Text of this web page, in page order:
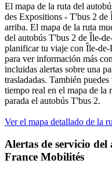
El mapa de la ruta del
des Expositions - T'bus 2 de
arriba. El mapa de la ruta
del autobús T'bus 2 de Île-
planificar tu viaje con Île-
para ver información más
incluidas alertas sobre una
trasladadas. También
tiempo real en el mapa de la
parada el autobús T'bus 2.
Ver el mapa detallado de la
Alertas de servicio
France Mobilités